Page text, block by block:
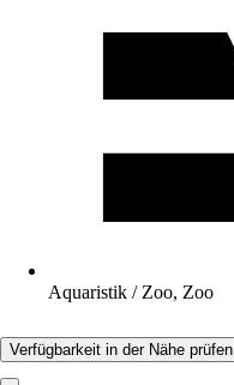
Aquaristik / Zoo, Zoo
Verfügbarkeit in der Nähe prüfen